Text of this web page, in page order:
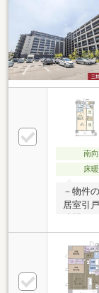
南
床
－物件
居室引
ョン内
等の多
内廊下
(細則有
機・緊